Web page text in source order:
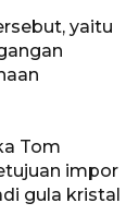
yaitu
Tom
impor
gula kristal